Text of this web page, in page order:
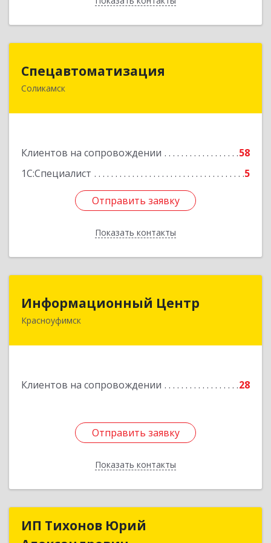
Спецавтоматизация
Соликамск
Клиентов на сопровождении
58
1С:Специалист
5
Отправить заявку
Показать контакты
Отправить заявку
Назад
Информационный Центр
Красноуфимск
Клиентов на сопровождении 28
Отправить заявку
Показать контакты
Информационный Центр
623300, Свердловская обл, Красноуфимск г,
Отправить заявку
Назад
ИП Тихонов ЮрийИП Тихонов Юрий